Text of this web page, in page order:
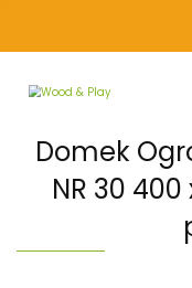
Domek
NR 30